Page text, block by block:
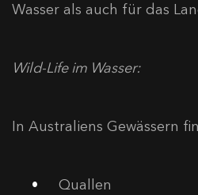
Wasser als auch für das
Wild-Life im Wasser:
In Australiens Gewässern
Quallen